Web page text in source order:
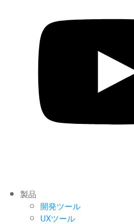
製品
開発ツール
UXツール